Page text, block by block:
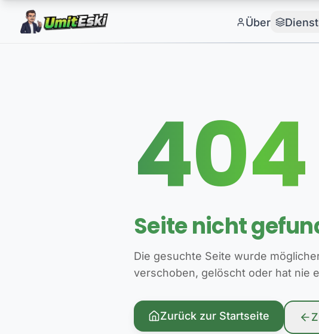
Über
404
Seite nicht
Die gesuchte Seite wurde
verschoben, gelöscht oder hat nie
Zurück zur Startseite